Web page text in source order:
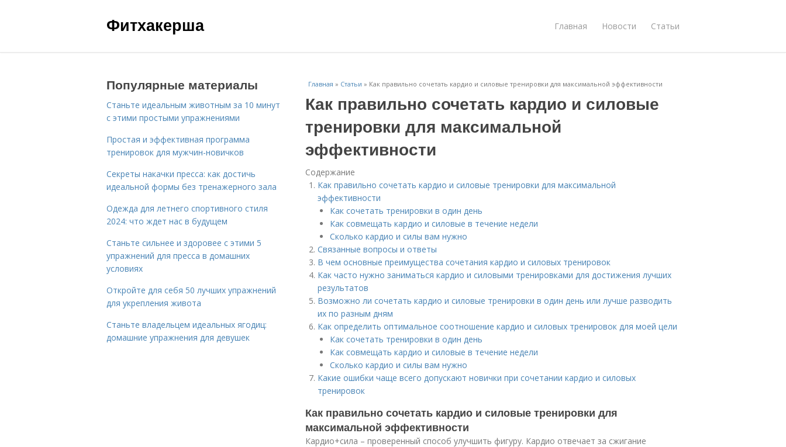
Фитхакерша Главная Новости Статьи
Главная » Статьи » Как правильно сочетать кардио и силовые тренировки для максимальной эффективности
Как правильно сочетать кардио и силовые
тренировки для максимальной
эффективности
Содержание
Как правильно сочетать кардио и силовые тренировки для максимальной
эффективности
Как сочетать тренировки в один день
Как совмещать кардио и силовые в течение недели
Сколько кардио и силы вам нужно
Связанные вопросы и ответы
В чем основные преимущества сочетания кардио и силовых тренировок
Как часто нужно заниматься кардио и силовыми тренировками для достижения лучших
результатов
Возможно ли сочетать кардио и силовые тренировки в один день или лучше разводить
их по разным дням
Как определить оптимальное соотношение кардио и силовых тренировок для моей цели
Как сочетать тренировки в один день
Как совмещать кардио и силовые в течение недели
Сколько кардио и силы вам нужно
Какие ошибки чаще всего допускают новички при сочетании кардио и силовых
тренировок
Как правильно сочетать кардио и силовые тренировки для
максимальной эффективности
Кардио+сила – проверенный способ улучшить фигуру. Кардио отвечает за сжигание
Популярные материалы
Станьте идеальным животным за 10 минут
с этими простыми упражнениями
Простая и эффективная программа
тренировок для мужчин-новичков
Секреты накачки пресса: как достичь
идеальной формы без тренажерного зала
Одежда для летнего спортивного стиля
2024: что ждет нас в будущем
Станьте сильнее и здоровее с этими 5
упражнений для пресса в домашних
условиях
Откройте для себя 50 лучших упражнений
для укрепления живота
Станьте владельцем идеальных ягодиц:
домашние упражнения для девушек